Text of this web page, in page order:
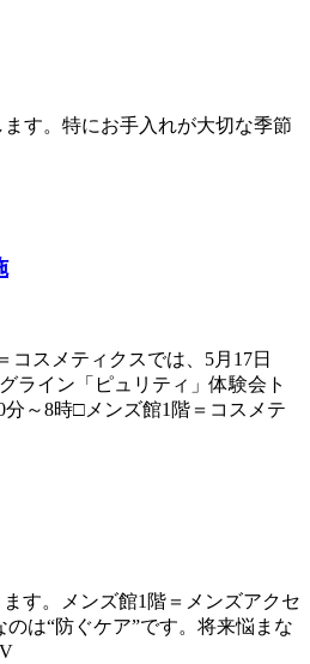
す。特にお手入れが大切な季節
スメティクスでは、5月17日
ライン「ピュリティ」体験会ト
～8時□メンズ館1階＝コスメテ
す。メンズ館1階＝メンズアクセ
は“防ぐケア”です。将来悩まな